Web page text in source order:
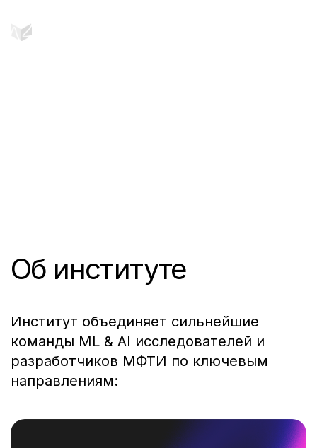
Об институте
Институт объединяет сильнейшие
команды ML & AI исследователей и
разработчиков МФТИ по ключевым
направлениям: